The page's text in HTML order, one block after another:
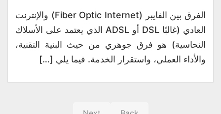
الفرق بين الفايبر (Fiber Optic Internet) والإنترنت
العادي (غالبًا DSL أو ADSL الذي يعتمد على الأسلاك
النحاسية) هو فرق جوهري من حيث البنية التقنية،
والأداء العملي، واستقرار الخدمة. فيما يلي […]